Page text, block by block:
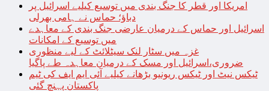
امریکا اور قطر کا جنگ بندی میں توسیع کیلیے اسرائیل پر
دباؤ؛ حماس نے ہامی بھرلی
اسرائیل اور حماس کے درمیان عارضی جنگ بندی کے معاہدے
میں توسیع کے امکانات
غزہ میں سٹار لنک سیٹلائٹ کے لیے منظوری
ضروری،اسرائیل اور مسک کے درمیان معاہدہ طے پاگیا
ٹیکس نیٹ اور ٹیکس ریونیو بڑھانے کیلیے آئی ایم ایف کی ٹیم
پاکستان پہنچ گئی